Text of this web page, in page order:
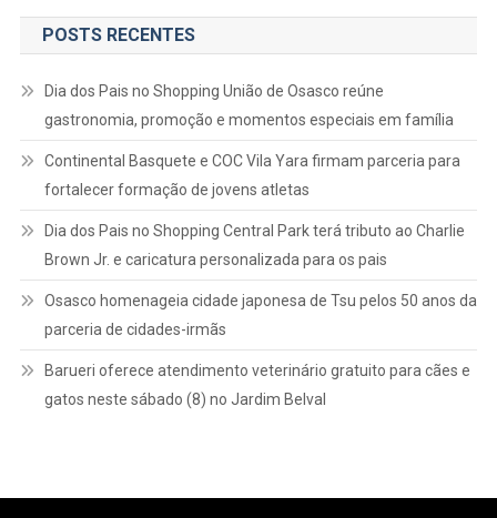
POSTS RECENTES
Dia dos Pais no Shopping União de Osasco reúne
gastronomia, promoção e momentos especiais em família
Continental Basquete e COC Vila Yara firmam parceria para
fortalecer formação de jovens atletas
Dia dos Pais no Shopping Central Park terá tributo ao Charlie
Brown Jr. e caricatura personalizada para os pais
Osasco homenageia cidade japonesa de Tsu pelos 50 anos da
parceria de cidades-irmãs
Barueri oferece atendimento veterinário gratuito para cães e
gatos neste sábado (8) no Jardim Belval